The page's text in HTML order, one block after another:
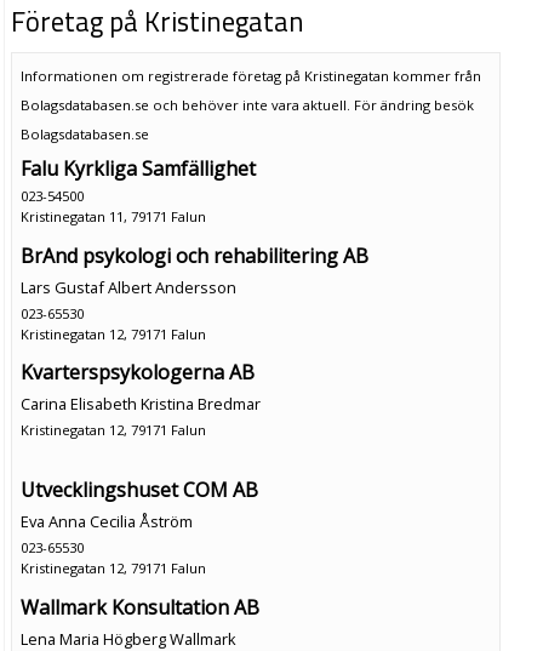
Företag på Kristinegatan
Informationen om registrerade företag på Kristinegatan kommer från
Bolagsdatabasen.se och behöver inte vara aktuell. För ändring besök
Bolagsdatabasen.se
Falu Kyrkliga Samfällighet
023-54500
Kristinegatan 11, 79171 Falun
BrAnd psykologi och rehabilitering AB
Lars Gustaf Albert Andersson
023-65530
Kristinegatan 12, 79171 Falun
Kvarterspsykologerna AB
Carina Elisabeth Kristina Bredmar
Kristinegatan 12, 79171 Falun
Utvecklingshuset COM AB
Eva Anna Cecilia Åström
023-65530
Kristinegatan 12, 79171 Falun
Wallmark Konsultation AB
Lena Maria Högberg Wallmark